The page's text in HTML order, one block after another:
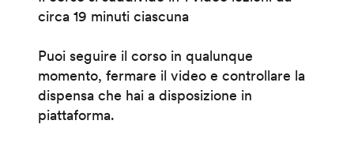
circa 19 minuti ciascuna
Puoi seguire il corso in qualunque
momento, fermare il video e controllare la
dispensa che hai a disposizione in
piattaforma.